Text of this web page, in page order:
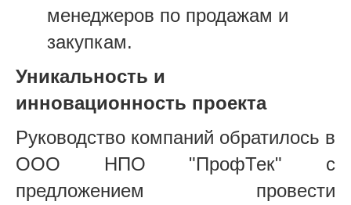
менеджеров по продажам и
закупкам.
Уникальность и
инновационность проекта
Руководство компаний обратилось в
ООО НПО "ПрофТек" с
предложением провести